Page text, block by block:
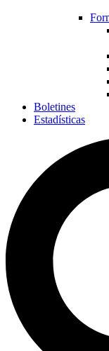
Boletines
Estadísticas